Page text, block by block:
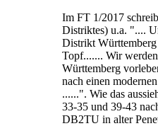
Im FT 1/2017
Distriktes) u.a. "....
Distrikt
Topf....... Wir
Württemberg
nach einen
......". Wie das
33-35 und 39-43
DB2TU in alter